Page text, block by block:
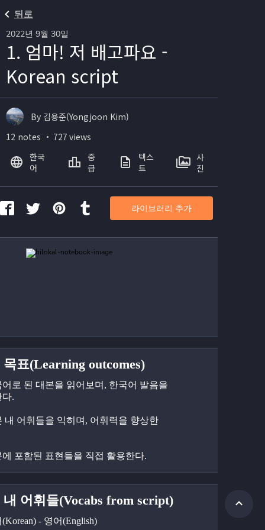
뒤로
2022년 9월 30일
1. 엄마! 저 배고파요 -
Korean script
표(Learning outcomes)
어로 된 대본을 읽어보며, 한국어 발음을
다.
내 어휘들을 익히며, 어휘력을 향상한
에 포함된 표현들을 직접 활용한다.
내 어휘들(Vocabs from script)
- 영어(English)
By 김용준(Yongjoon Kim)
12 notes ・ 727 views
한국
어
중
급
텍스
트
사
진
라이브러리 추가